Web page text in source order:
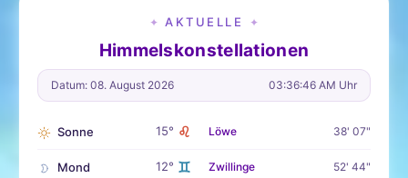
✦ AKTUELLE ✦
Himmelskonstellationen
Datum: 08. August 2026 03:36:47 AM Uhr
Sonne 15° ♌ Löwe 38' 07"
Mond 12° ♊ Zwillinge 52' 44"